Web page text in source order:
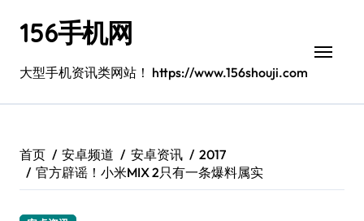
156手机网
大型手机资讯类网站！ https://www.156shouji.com
首页 安卓频道 安卓资讯
2017
官方辟谣！小米MIX 2只有一条爆料属实